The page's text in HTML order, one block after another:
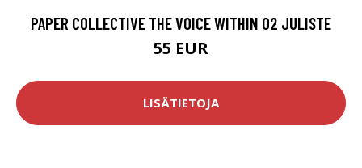
PAPER COLLECTIVE THE VOICE WITHIN 02 JULISTE
55 EUR
LISÄTIETOJA